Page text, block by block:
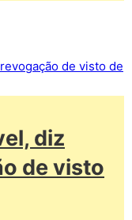
diz
de visto